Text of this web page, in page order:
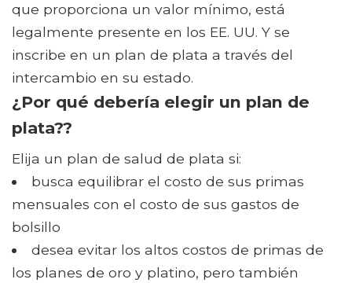
que proporciona un valor mínimo, está
legalmente presente en los EE. UU. Y se
inscribe en un plan de plata a través del
intercambio en su estado.
¿Por qué debería elegir un plan de
plata??
Elija un plan de salud de plata si:
busca equilibrar el costo de sus primas
mensuales con el costo de sus gastos de
bolsillo
desea evitar los altos costos de primas de
los planes de oro y platino, pero también